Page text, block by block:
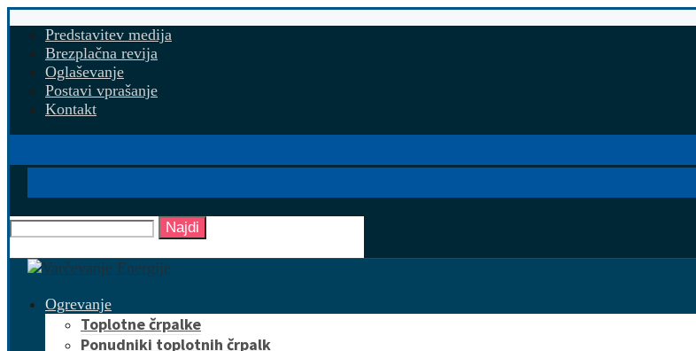
Predstavitev medija
Brezplačna revija
Oglaševanje
Postavi vprašanje
Kontakt
Najdi
Ogrevanje
Toplotne črpalke
Ponudniki toplotnih črpalk